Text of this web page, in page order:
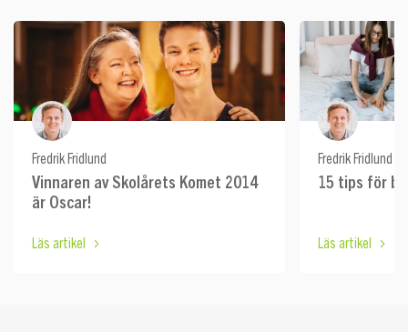
Fredrik Fridlund
Vinnaren av Skolårets Komet 2014
är Oscar!
Läs artikel
Fredrik Fridlund
15 tips för
Läs artikel